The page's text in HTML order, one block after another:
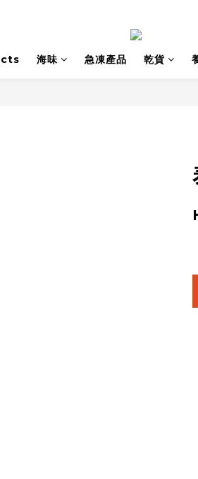
海味 急凍產品 乾貨